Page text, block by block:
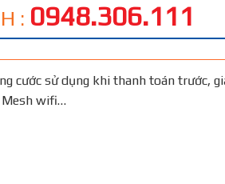
: 0948.306.111
cước sử dụng khi thanh toán trước,
Mesh wifi…